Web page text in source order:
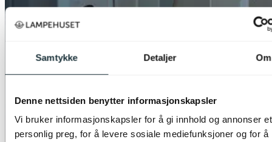
Samtykke Detaljer Om
Denne nettsiden benytter informasjonskapsler
Vi bruker informasjonskapsler for å gi innhold og annonser et
personlig preg, for å levere sosiale mediefunksjoner og for å